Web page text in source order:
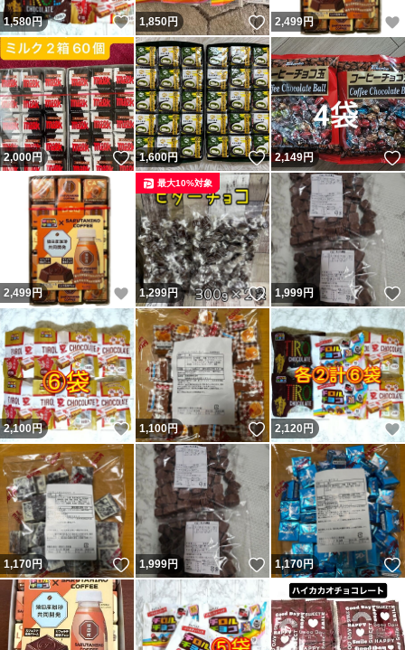
1,580円 いいね！
1,850円 いいね！
2,499円
2,000円 いいね！
1,600円 いいね！
2,149円
2,499円 いいね！
1,299円 いいね！
最大10%対象
1,999円
2,100円 いいね！
1,100円 いいね！
2,120 円
1,170円 いいね！
1,999円 いいね！
1,170円